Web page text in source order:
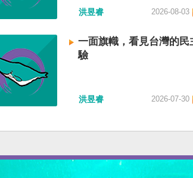
洪昱睿 2026-08-03
一面旗幟，看見台灣的民
驗
洪昱睿 2026-07-30